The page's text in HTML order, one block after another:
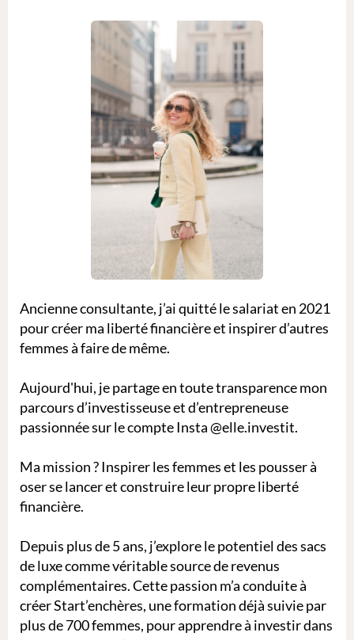
Ancienne consultante, j’ai quitté le salariat en 2021
pour créer ma liberté financière et inspirer d’autres
femmes à faire de même.
Aujourd'hui, je partage en toute transparence mon
parcours d’investisseuse et d’entrepreneuse
passionnée sur le compte Insta @elle.investit.
Ma mission ? Inspirer les femmes et les pousser à
oser se lancer et construire leur propre liberté
financière.
Depuis plus de 5 ans, j’explore le potentiel des sacs
de luxe comme véritable source de revenus
complémentaires. Cette passion m’a conduite à
créer Start’enchères, une formation déjà suivie par
plus de 700 femmes, pour apprendre à investir dans